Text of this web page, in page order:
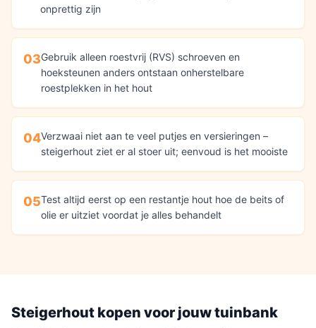
onprettig zijn
03Gebruik alleen roestvrij (RVS) schroeven en
hoeksteunen anders ontstaan onherstelbare
roestplekken in het hout
04Verzwaai niet aan te veel putjes en versieringen –
steigerhout ziet er al stoer uit; eenvoud is het mooiste
05Test altijd eerst op een restantje hout hoe de beits of
olie er uitziet voordat je alles behandelt
Steigerhout kopen voor jouwtuinbank